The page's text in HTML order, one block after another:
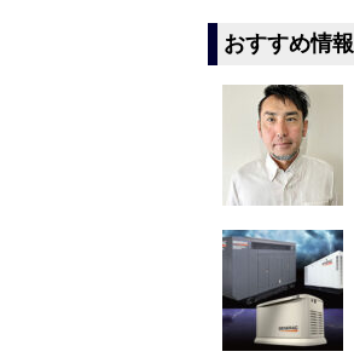
おすすめ情報